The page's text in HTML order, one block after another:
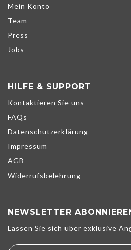
Mein Konto
Team
Press
Jobs
HILFE & SUPPORT
Kontaktieren Sie uns
FAQs
Datenschutzerklärung
Impressum
AGB
Widerrufsbelehrung
NEWSLETTER
Lassen Sie sich über exklusive
Wir verwenden Cookies, um unsere
persönliche Angebote zu unterbreiten
optimieren. Wenn Sie die unten